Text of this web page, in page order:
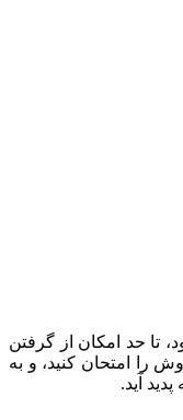
تا حد امکان از گرفتن
را امتحان کنید، و به
آید.